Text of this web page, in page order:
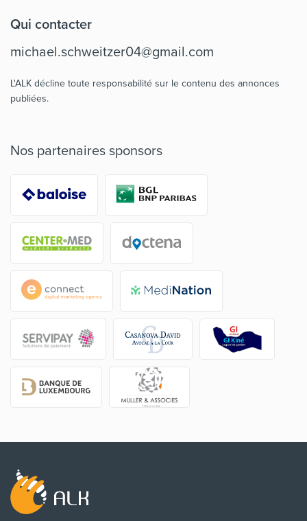
Qui contacter
michael.schweitzer04@gmail.com
L'ALK décline toute responsabilité sur le contenu des annonces
publiées.
Nos partenaires sponsors